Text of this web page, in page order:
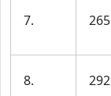
7. 265
8. 292